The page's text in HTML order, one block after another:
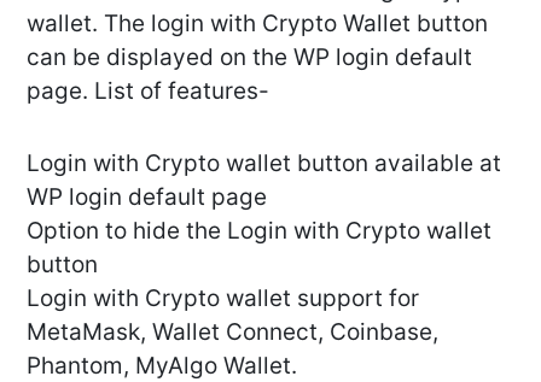
wallet. The login with Crypto Wallet button
can be displayed on the WP login default
page. List of features-
Login with Crypto wallet button available at
WP login default page
Option to hide the Login with Crypto wallet
button
Login with Crypto wallet support for
MetaMask, Wallet Connect, Coinbase,
Phantom, MyAlgo Wallet.